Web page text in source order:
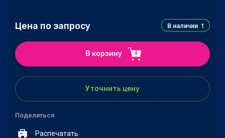
В наличии 1
Цена по запросу
В корзину
Уточнить цену
Поделиться
Распечатать